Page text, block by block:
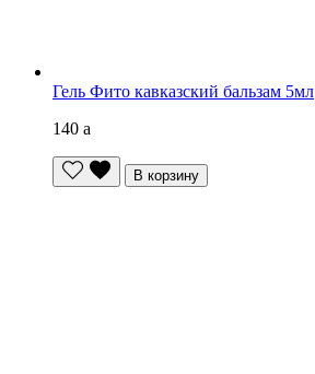
Гель Фито кавказский бальзам 5мл
140 a
В корзину